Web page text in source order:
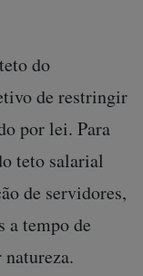
do
de restringir
por lei. Para
teto salarial
de servidores,
a tempo de